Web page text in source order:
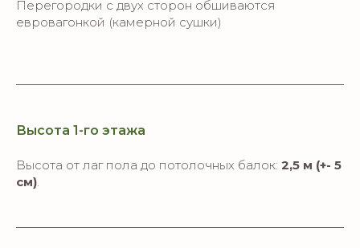
Перегородки с двух сторон обшиваются
евровагонкой (камерной сушки)
Высота 1-го этажа
Высота от лаг пола до потолочных балок: 2,5 м (+- 5
см).